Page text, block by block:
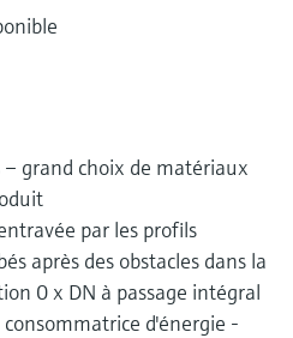
grand choix de matériaux
par les profils
après des obstacles dans la
0 x DN à passage intégral
d'énergie -